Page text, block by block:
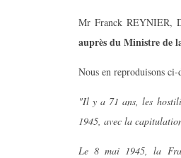
Mr Franck REYNIER,
auprès du Ministre de
Nous en reproduisons ci-
"Il y a 71 ans, les
1945, avec la
Le 8 mai 1945, la